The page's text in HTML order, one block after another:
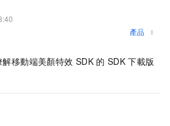
產品
移動端美顏特效 SDK 的 SDK 下載版